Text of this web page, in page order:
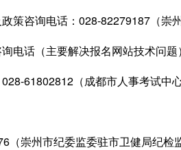
咨询电话：028-82279187（崇
话（主要解决报名网站技术问题
61802812（成都市人事考试中
崇州市纪委监委驻市卫健局纪检